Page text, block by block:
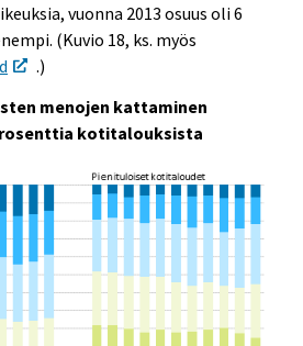
vuonna 2013 osuus oli 6
(Kuvio 18, ks. myös
.)
menojen kattaminen
kotitalouksista